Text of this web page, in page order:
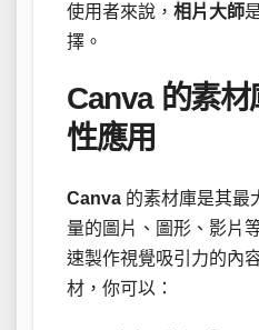
使用者來說， 相片大師
擇。
Canva 的素
性應用
Canva 的素材庫是其最
量的圖片、圖形、影片
速製作視覺吸引力的內
材，你可以：